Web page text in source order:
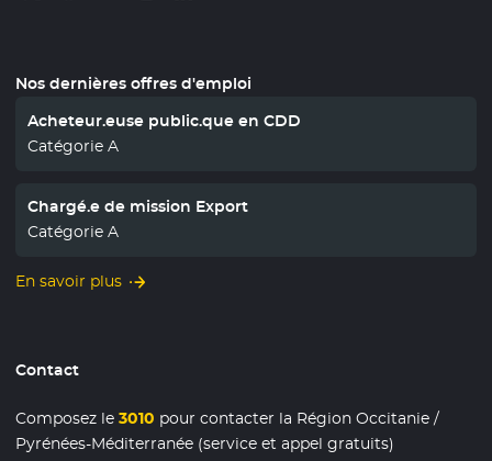
Nos dernières offres d'emploi
Acheteur.euse public.que en CDD
Catégorie A
Chargé.e de mission Export
Catégorie A
En savoir plus
Contact
Composez le3010 pour contacter la Région Occitanie /
Pyrénées-Méditerranée (service et appel gratuits)